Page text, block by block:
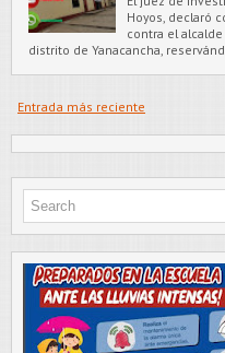
Hoyos, declaró
contra el
distrito de Yanacancha,
Entrada más reciente